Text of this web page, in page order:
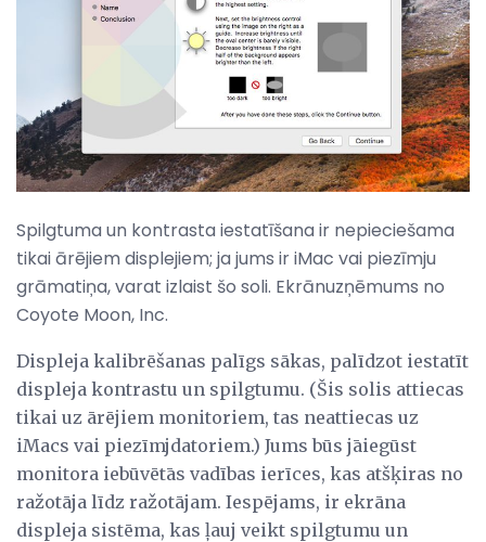
Spilgtuma un kontrasta iestatīšana ir nepieciešama
tikai ārējiem displejiem; ja jums ir iMac vai piezīmju
grāmatiņa, varat izlaist šo soli. Ekrānuzņēmums no
Coyote Moon, Inc.
Displeja kalibrēšanas palīgs sākas, palīdzot iestatīt
displeja kontrastu un spilgtumu. (Šis solis attiecas
tikai uz ārējiem monitoriem, tas neattiecas uz
iMacs vai piezīmjdatoriem.) Jums būs jāiegūst
monitora iebūvētās vadības ierīces, kas atšķiras no
ražotāja līdz ražotājam. Iespējams, ir ekrāna
displeja sistēma, kas ļauj veikt spilgtumu un